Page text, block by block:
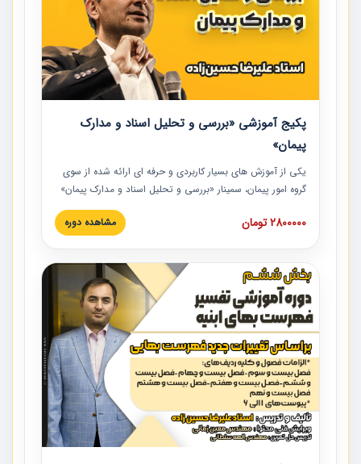
پکیج آموزشی «بررسی و تحلیل اسناد و مدارک
پیمان»
یکی از آموزش‏‏‏‏‏‏ های بسیار کاربردی و حرفه‏ ای ارائه شده از سوی
گروه امور پیمان، سمینار «بررسی و تحلیل اسناد و مدارک پیمان»
است که در دانشگاه صنعتی شریف ارائه شد. در این آموزش
نکات کلیدی مربوط به اسناد و مدارک پیمان، اولویت بندی اسناد
پیمان به همراه تجربیات عملی در این خصوص ارائه شده است.
2800000 تومان مشاهده دوره